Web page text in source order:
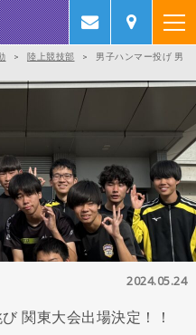
> 陸上競技部 >
男子ハンマー投げ 男
2024.05.24
関東大会出場決定！！